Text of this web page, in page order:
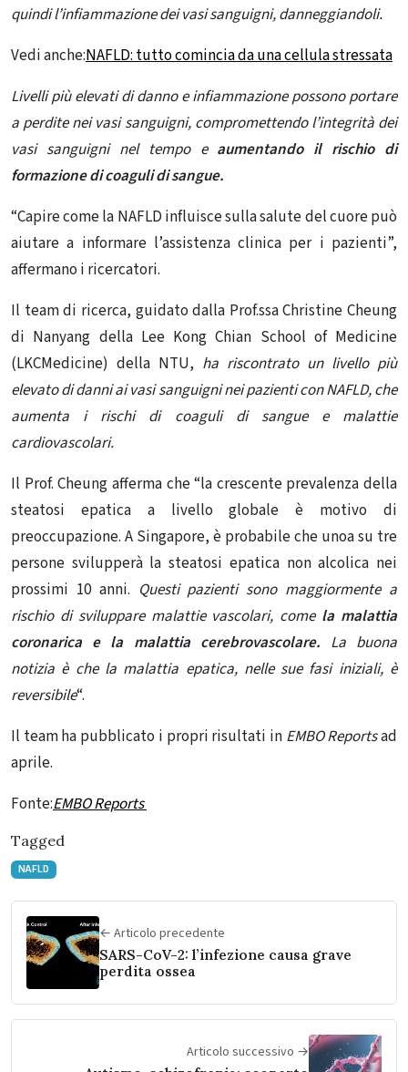
quindi l’infiammazione dei vasi sanguigni, danneggiandoli.
Vedi anche:NAFLD: tutto comincia da una cellula stressata
Livelli più elevati di danno e infiammazione possono portare
a perdite nei vasi sanguigni, compromettendo l’integrità dei
vasi sanguigni nel tempo eaumentando il rischio di
formazione di coaguli di sangue.
“Capire come la NAFLD influisce sulla salute del cuore può
aiutare a informare l’assistenza clinica per i pazienti”,
affermano i ricercatori.
Il team di ricerca, guidato dalla Prof.ssa Christine Cheung
di Nanyang della Lee Kong Chian School of Medicine
(LKCMedicine) della NTU, ha riscontrato un livello più
elevato di danni ai vasi sanguigni nei pazienti con NAFLD, che
aumenta i rischi di coaguli di sangue e malattie
cardiovascolari.
Il Prof. Cheung afferma che “la crescente prevalenza della
steatosi epatica a livello globale è motivo di
preoccupazione. A Singapore, è probabile che unoa su tre
persone svilupperà la steatosi epatica non alcolica nei
prossimi 10 anni. Questi pazienti sono maggiormente a
rischio di sviluppare malattie vascolari, comela malattia
coronarica e la malattia cerebrovascolare. La buona
notizia è che la malattia epatica, nelle sue fasi iniziali, è
reversibile“.
Il team ha pubblicato i propri risultati in EMBO Reportsad
aprile.
Fonte:EMBO Reports
Tagged
NAFLD
← Articolo precedente
SARS-CoV-2: l’infezione causa grave
perdita ossea
Articolo successivo →